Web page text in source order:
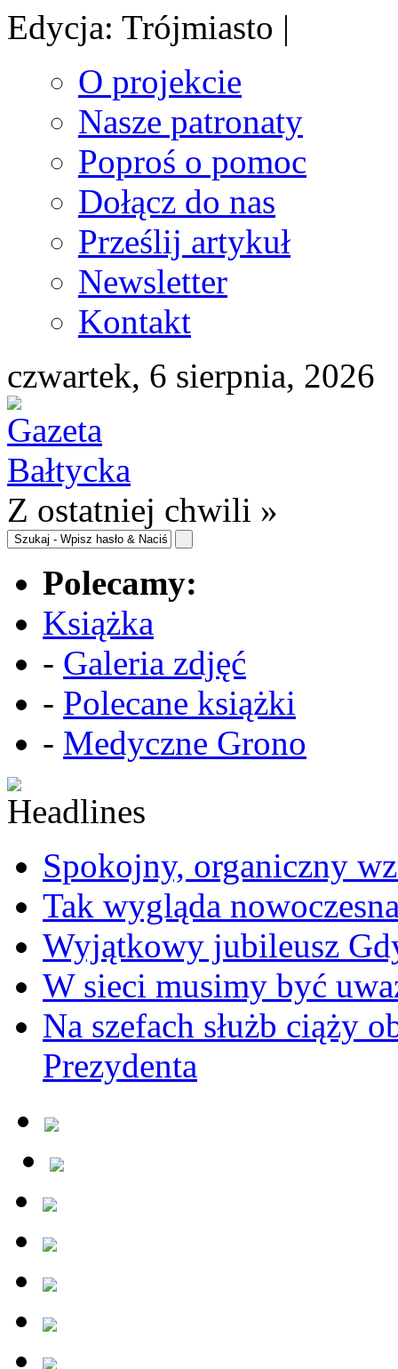
Edycja: Trójmiasto |
O projekcie
Nasze patronaty
Poproś o pomoc
Dołącz do nas
Prześlij artykuł
Newsletter
Kontakt
czwartek, 6 sierpnia, 2026
Z ostatniej chwili »
Polecamy:
Książka
- Galeria zdjęć
- Polecane książki
- Medyczne Grono
Spokojny, organiczny
Tak wygląda
Wyjątkowy jubileusz
W sieci musimy być
Na szefach służb ciąży
Prezydenta